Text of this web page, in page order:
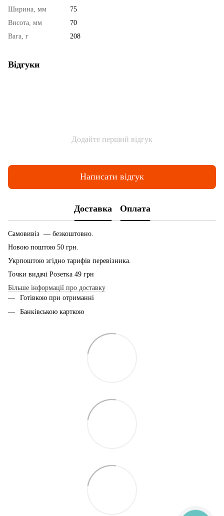
Ширина, мм
75
Висота, мм
70
Вага, г
208
Відгуки
Додайте перший відгук
Написати відгук
Доставка Оплата
Самовивіз — безкоштовно.
Новою поштою 50 грн.
Укрпоштою згідно тарифів перевізника.
Точки видачі Розетка 49 грн
Більше інформації про доставку
Готівкою при отриманні
Банківською карткою